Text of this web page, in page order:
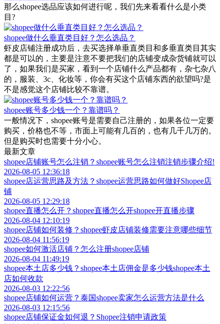
目?
shopee做什么垂直类目好？怎么选品？
虾皮店铺注册成功后，去买选择单垂直类目和多垂直类目其实
都是可以的，主要是注意不要把我们的店铺变成杂货铺就可以
了，如果我们是买家，看到一个店铺什么产品都有，杂七杂八
的，服装、3c、化妆等，你会有买这个店铺东西的欲望吗?是
不是感觉这个店铺比较不靠谱。
shopee账号多少钱一个？靠谱吗？
一般情况下，shopee账号是需要自己注册的，如果各位一定要
购买，价格也不等，市面上可能有几百的，也有几千几万的。
但是购买时也需要十分小心。
最新文章
shopee店铺账号怎么注销？shopee账号怎么注销注销步骤介绍!
2026-08-05 12:36:18
shopee店运营思路及方法？shopee运营思路如何做好Shopee店
铺
2026-08-05 12:29:18
shopee直播怎么开？shopee直播怎么开shopee开直播步骤
2026-08-04 12:10:19
shopee店铺如何装修？shopee虾皮店铺装修需要注意哪些细节
2026-08-04 11:56:19
shopee如何激活店铺？怎么注册shopee店铺
2026-08-04 11:49:19
shopee本土店多少钱？shopee本土店佣金是多少钱shopee本土
店如何收款
2026-08-03 12:22:56
shopee店铺如何运营？泰国shopee卖家怎么运营方法是什么
2026-08-03 12:15:56
shopee店铺保证金如何退？Shopee注销申请政策
2026-08-03 12:08:56
精选专题